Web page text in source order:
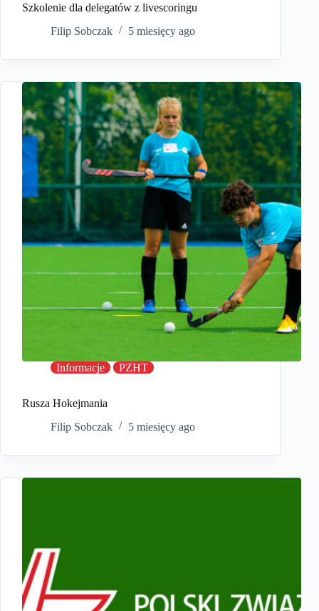
Szkolenie dla delegatów z livescoringu
Filip Sobczak
5 miesięcy ago
Informacje PZHT
Rusza Hokejmania
Filip Sobczak
5 miesięcy ago